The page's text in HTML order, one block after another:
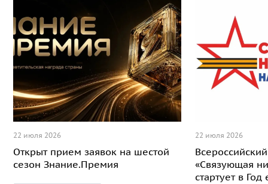
22 июля 2026
Открыт прием заявок на шестой
сезон Знание.Премия
22 июля 2026
«Связующая
стартует в Год